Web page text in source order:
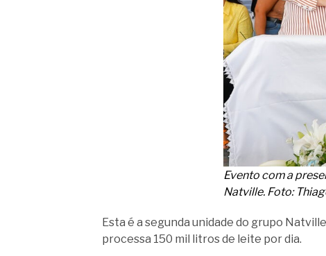
Evento com a
Natville. Foto:
Esta é a segunda unidade do grupo
processa 150 mil litros de leite por dia.